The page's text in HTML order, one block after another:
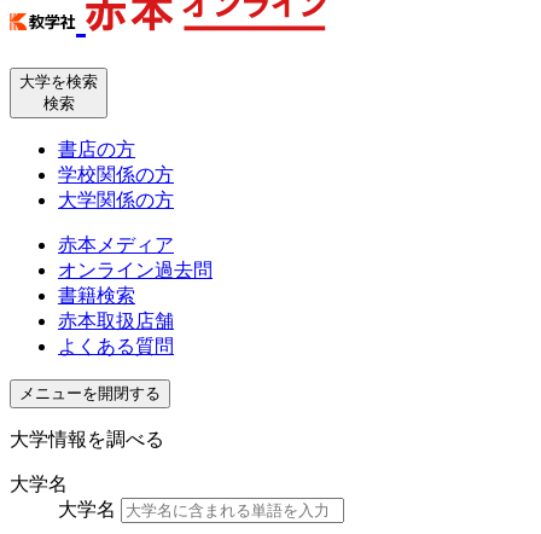
大学を検索
検索
書店の方
学校関係の方
大学関係の方
赤本メディア
オンライン過去問
書籍検索
赤本取扱店舗
よくある質問
メニューを開閉する
大学情報を調べる
大学名
大学名